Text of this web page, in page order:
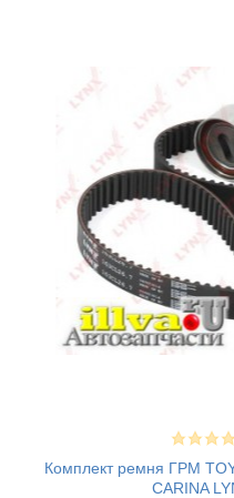
Комплект ремня ГРМ
CARINA